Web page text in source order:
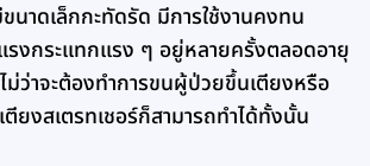
นาดเล็กกะทัดรัด มีการใช้งานคงทน
รงกระแทกแรง ๆ อยู่หลายครั้งตลอดอายุ
ม่ว่าจะต้องทำการขนผู้ป่วยขึ้นเตียงหรือ
ยงสเตรทเชอร์ก็สามารถทำได้ทั้งนั้น